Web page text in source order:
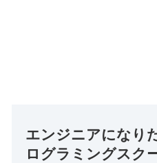
エンジニアになり
ログラミングスク